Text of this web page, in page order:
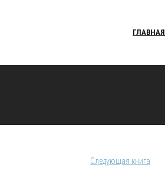
ГЛАВНАЯ
Следующая книга